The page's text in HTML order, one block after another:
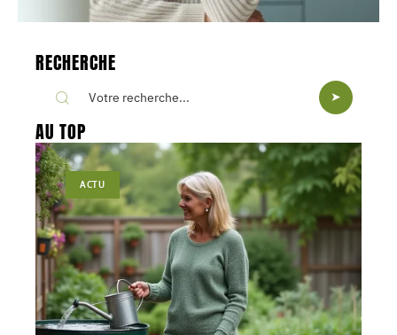
RECHERCHE
AU TOP
ACTU